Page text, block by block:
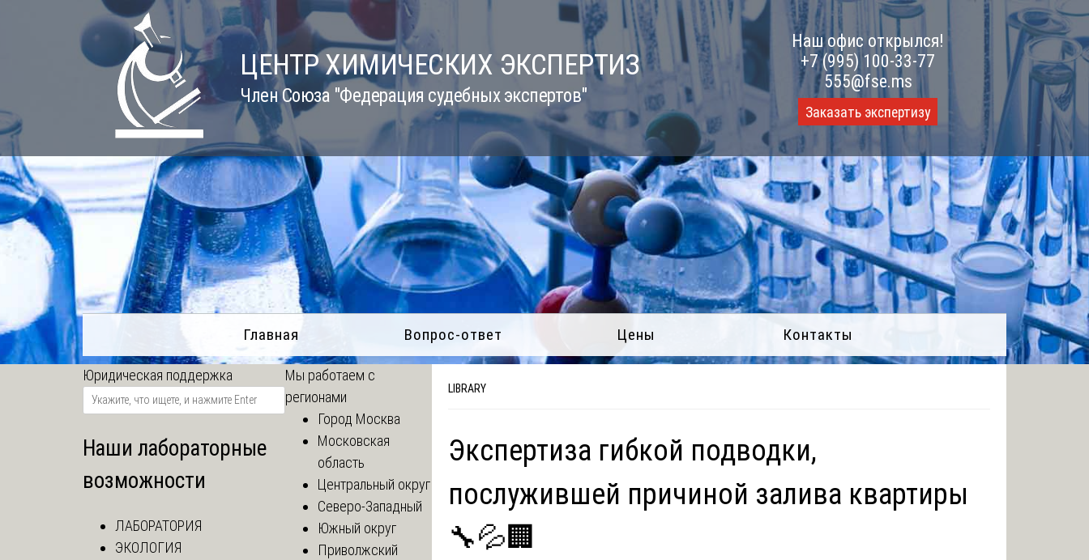
ЦЕНТР ХИМИЧЕСКИХ ЭКСПЕРТИЗ
Член Союза "Федерация судебных экспертов"
Наш офис открылся!
+7 (995) 100-33-77
555@fse.ms
Заказать экспертизу
Главная Вопрос-ответ Цены Контакты
LIBRARY
Экспертиза гибкой подводки,
послужившей причиной залива квартиры
🔧💦🏢
Юридическая поддержка
Наши лабораторные
возможности
ЛАБОРАТОРИЯ
ЭКОЛОГИЯ
Мы работаем с
регионами
Город Москва
Московская
область
Центральный округ
Северо-Западный
Южный округ
Приволжский